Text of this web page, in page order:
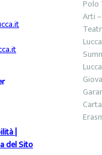
|
del Sito
Polo
Arti